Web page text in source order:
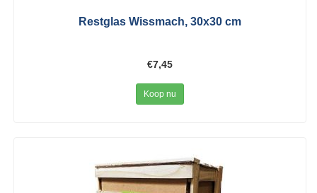
Restglas Wissmach, 30x30 cm
€7,45
Koop nu